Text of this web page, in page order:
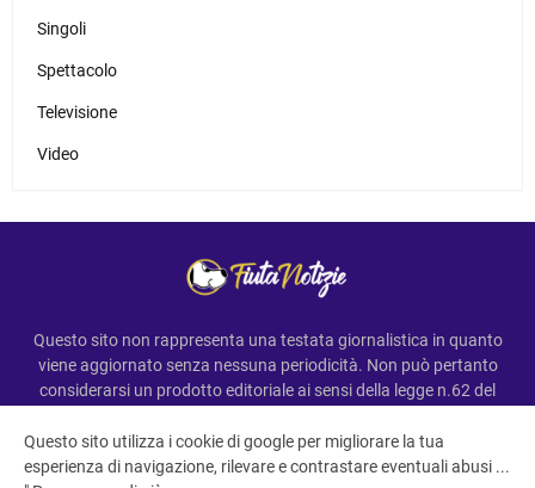
Singoli
Spettacolo
Televisione
Video
Questo sito non rappresenta una testata giornalistica in quanto
viene aggiornato senza nessuna periodicità. Non può pertanto
considerarsi un prodotto editoriale ai sensi della legge n.62 del
Questo sito utilizza i cookie di google per migliorare la tua
esperienza di navigazione, rilevare e contrastare eventuali abusi ...